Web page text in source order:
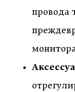
провода